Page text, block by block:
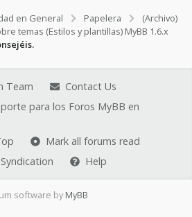
en General Papelera
(Archivo)
temas (Estilos y plantillas) MyBB 1.6.x
Team
Contact Us
para los Foros MyBB en
Mark all forums read
Syndication
Help
software by MyBB